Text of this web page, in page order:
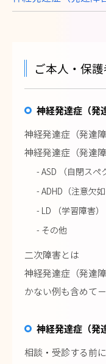
ご本人・保
神経発達症（発
神経発達症（発達
神経発達症（発達
- ASD （自閉スペ
- ADHD（注意欠如
- LD （学習障害）
- その他
二次障害とは
神経発達症（発達
かない例も含めて－
神経発達症（発
相談・受診する前に